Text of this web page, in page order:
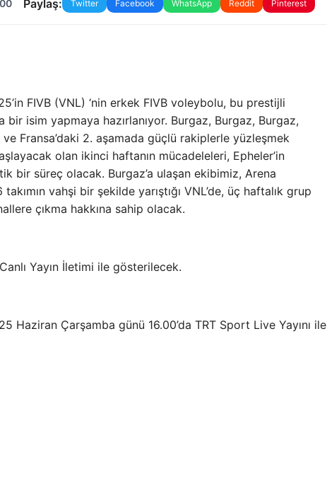
Paylaş: Twitter Facebook WhatsApp Reddit Pinterest
FIVB (VNL) ‘nin erkek FIVB voleybolu, bu prestijli
isim yapmaya hazırlanıyor. Burgaz, Burgaz, Burgaz,
Fransa’daki 2. aşamada güçlü rakiplerle yüzleşmek
olan ikinci haftanın mücadeleleri, Epheler’in
bir süreç olacak. Burgaz’a ulaşan ekibimiz, Arena
vahşi bir şekilde yarıştığı VNL’de, üç haftalık grup
çıkma hakkına sahip olacak.
Yayın İletimi ile gösterilecek.
Haziran Çarşamba günü 16.00’da TRT Sport Live Yayını ile